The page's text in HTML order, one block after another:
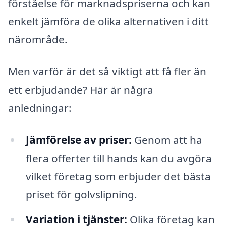
förståelse för marknadspriserna och kan
enkelt jämföra de olika alternativen i ditt
närområde.
Men varför är det så viktigt att få fler än
ett erbjudande? Här är några
anledningar:
Jämförelse av priser: Genom att ha
flera offerter till hands kan du avgöra
vilket företag som erbjuder det bästa
priset för golvslipning.
Variation i tjänster: Olika företag kan